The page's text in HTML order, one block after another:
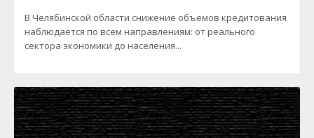
В Челябинской области снижение объемов кредитования
наблюдается по всем направлениям: от реального
сектора экономики до населения...